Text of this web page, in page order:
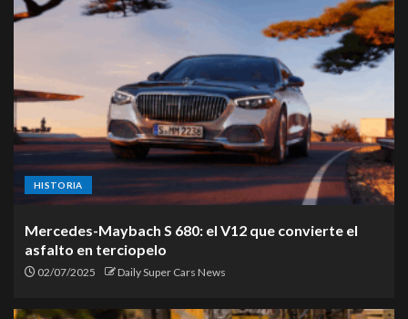
HISTORIA
Mercedes-Maybach S 680: el V12 que convierte el
asfalto en terciopelo
02/07/2025 Daily Super Cars News